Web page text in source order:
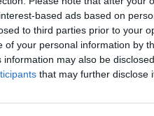
based ads based on
to third parties prior to your
of your personal information by
information may also be
that may further disclose